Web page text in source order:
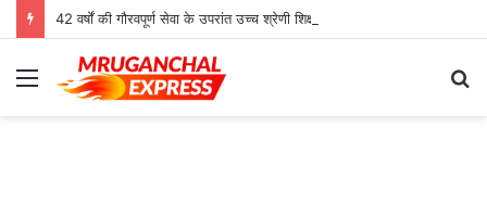
Menu